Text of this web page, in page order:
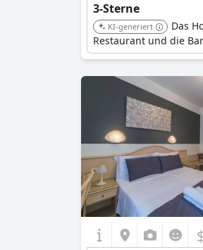
3-Sterne
KI-generiert
Das
Restaurant und die